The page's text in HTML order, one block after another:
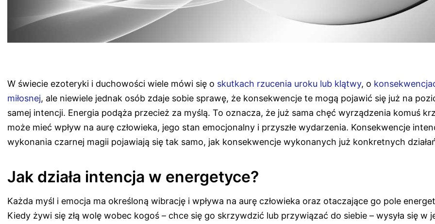
W świecie ezoteryki i duchowości wiele mówi się o skutkach rzucenia uroku lub klątwy, o
miłosnej, ale niewiele jednak osób zdaje sobie sprawę, że konsekwencje te mogą pojawić się już na
samej intencji. Energia podąża przecież za myślą. To oznacza, że już sama chęć wyrządzenia komuś
może mieć wpływ na aurę człowieka, jego stan emocjonalny i przyszłe wydarzenia. Konsekwencje
wykonania czarnej magii pojawiają się tak samo, jak konsekwencje wykonanych już konkretnych
Jak działa intencja w energetyce?
Każda myśl i emocja ma określoną wibrację i wpływa na aurę człowieka oraz otaczające go pole
Kiedy żywi się złą wolę wobec kogoś – chce się go skrzywdzić lub przywiązać do siebie – wysyła się w